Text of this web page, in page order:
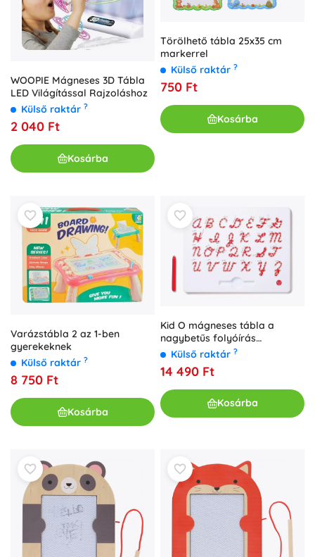
WOOPIE Mágneses 3D Tábla
LED Világítással Rajzoláshoz
Külső raktár ?
2 040 Ft
Kosárba
Törölhető tábla 25x35 cm
markerrel
Külső raktár ?
750 Ft
Kosárba
Varázstábla 2 az 1-ben
gyerekeknek
Külső raktár ?
8 750 Ft
Kosárba
Kid O mágneses tábla a
nagybetűs folyóírás
gyakorlásához
Külső raktár ?
14 490 Ft
Kosárba